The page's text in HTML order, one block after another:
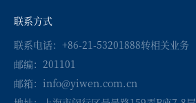
联系方式
联系电话：+86-21-53201888转相关业务
邮编：201101
邮箱：info@yiwen.com.cn